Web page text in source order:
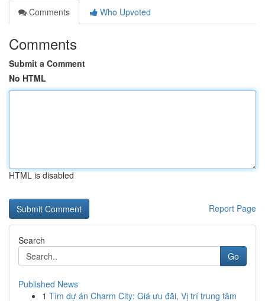
Comments
Who Upvoted
Comments
Submit a Comment
No HTML
HTML is disabled
Report Page
Search
Go
Published News
1 Tìm dự án Charm City: Giá ưu đãi, Vị trí trung tâm